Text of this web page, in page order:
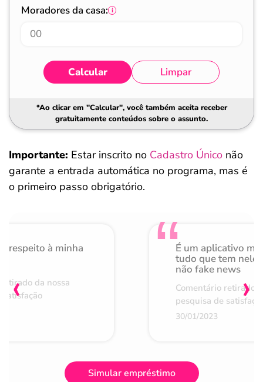
Moradores da casa:
Calcular Limpar
*Ao clicar em "Calcular", você também aceita receber
gratuitamente conteúdos sobre o assunto.
Importante: Estar inscrito no Cadastro Único não
garante a entrada automática no programa, mas é
o primeiro passo obrigatório.
respeito à minha
da nossa
É um aplicativo
tudo que tem nele
não fake news
Comentário retirado
pesquisa de
30/01/2023
‹ ›
Simular empréstimo